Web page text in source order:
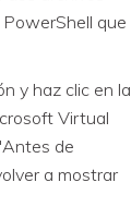
que
y haz clic en la
Virtual
de
a mostrar